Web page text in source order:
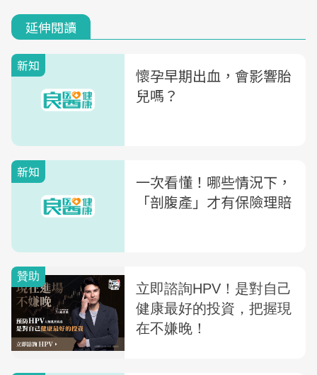
延伸閱讀
新知
懷孕早期出血，會影響胎
兒嗎？
新知
一次看懂！哪些情況下，
「剖腹產」才有保險理賠